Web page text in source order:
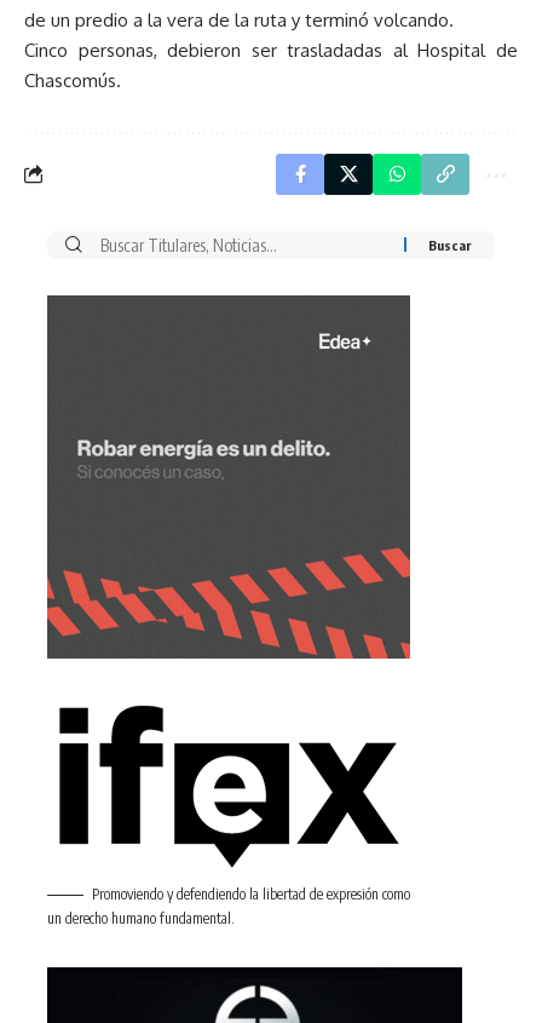
de un predio a la vera de la ruta y terminó volcando.
Cinco personas, debieron ser trasladadas al Hospital de
Chascomús.
Buscar
Promoviendo y defendiendo la libertad de expresión como
un derecho humano fundamental.